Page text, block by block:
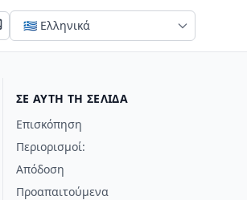
ΣΕ ΑΥΤΉ ΤΗ ΣΕΛΊΔΑ
Επισκόπηση
Περιορισμοί:
Απόδοση
Προαπαιτούμενα